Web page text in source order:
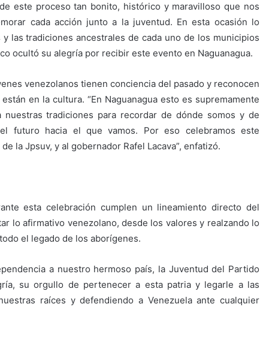
este proceso tan bonito, histórico y maravilloso que nos
cada acción junto a la juventud. En esta ocasión lo
las tradiciones ancestrales de cada uno de los municipios
ocultó su alegría por recibir este evento en Naguanagua.
venezolanos tienen conciencia del pasado y reconocen
en la cultura. “En Naguanagua esto es supremamente
tradiciones para recordar de dónde somos y de
futuro hacia el que vamos. Por eso celebramos este
la Jpsuv, y al gobernador Rafel Lacava”, enfatizó.
esta celebración cumplen un lineamiento directo del
lo afirmativo venezolano, desde los valores y realzando lo
el legado de los aborígenes.
a nuestro hermoso país, la Juventud del Partido
su orgullo de pertenecer a esta patria y legarle a las
raíces y defendiendo a Venezuela ante cualquier